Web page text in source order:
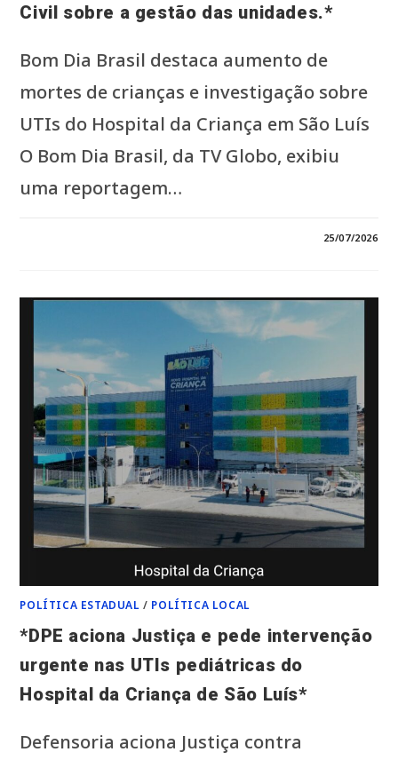
Civil sobre a gestão das unidades.*
Bom Dia Brasil destaca aumento de
mortes de crianças e investigação sobre
UTIs do Hospital da Criança em São Luís
O Bom Dia Brasil, da TV Globo, exibiu
uma reportagem…
COLAPSO
NAS
UTIS
PEDIÁTRICAS
DO
HOSPITAL
DA
CRIANÇA
EM
SÃO
LUÍS*
*REPORTAGEM
NACIONAL
REVELA
AUMENTO
DE
159%
NAS
MORTES,
PLANTÕES
192
E
INVESTIGAÇÕES
MPMA,
E
POLÍCIA
SOBRE
A
GESTÃO
DAS
25/07/2026
POLÍTICA ESTADUAL / POLÍTICA LOCAL
*DPE aciona Justiça e pede intervenção
urgente nas UTIs pediátricas do
Hospital da Criança de São Luís*
Defensoria aciona Justiça contra